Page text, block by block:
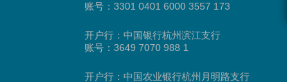
账号：3301 0401 6000 3557 173
开户行：中国银行杭州滨江支行
账号：3649 7070 988 1
开户行：中国农业银行杭州月明路支行